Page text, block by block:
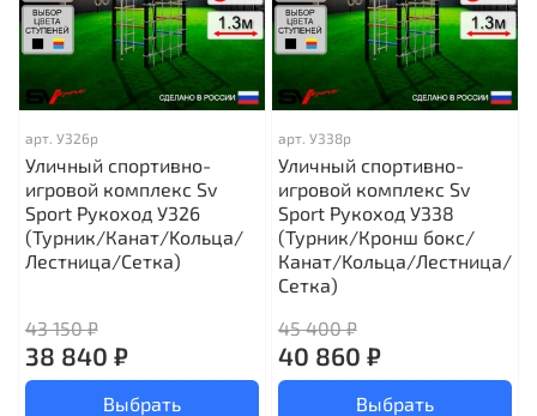
арт. У326р
Уличный спортивно-
игровой комплекс Sv
Sport Рукоход У326
(Турник/Канат/Kольца/
Лестница/Сетка)
43 150 ₽
38 840 ₽
Выбрать
арт. У338р
Уличный спортивно-
игровой комплекс Sv
Sport Рукоход У338
(Турник/Кронш бокс/
Канат/Kольца/Лестница/
Сетка)
45 400 ₽
40 860 ₽
Выбрать